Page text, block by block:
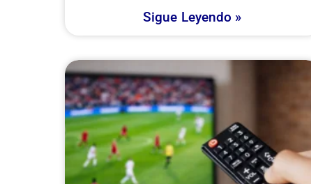
Sigue Leyendo »